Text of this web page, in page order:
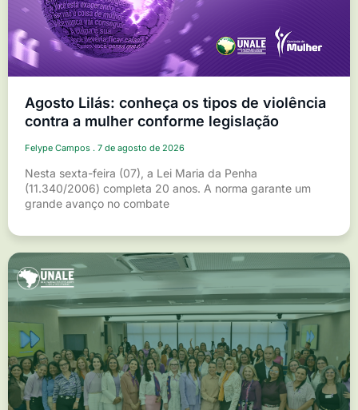
Agosto Lilás: conheça os tipos de violência
contra a mulher conforme legislação
Felype Campos 7 de agosto de 2026
Nesta sexta-feira (07), a Lei Maria da Penha
(11.340/2006) completa 20 anos. A norma garante um
grande avanço no combate